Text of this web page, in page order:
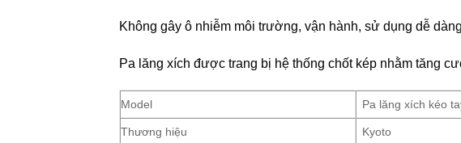
Không gây ô nhiễm môi trường, vận hành, sử dụng dễ
Pa lăng xích được trang bị hệ thống chốt kép nhằm tăng
Model Pa lăng xích kéo
Thương hiệu Kyoto